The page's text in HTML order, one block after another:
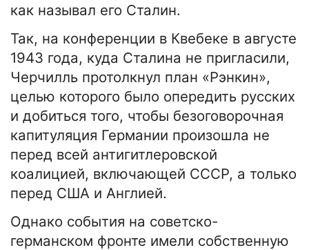
как называл его Сталин.
Так, на конференции в Квебеке в августе
1943 года, куда Сталина не пригласили,
Черчилль протолкнул план «Рэнкин»,
целью которого было опередить русских
и добиться того, чтобы безоговорочная
капитуляция Германии произошла не
перед всей антигитлеровской
коалицией, включающей СССР, а только
перед США и Англией.
Однако события на советско-
германском фронте имели собственную